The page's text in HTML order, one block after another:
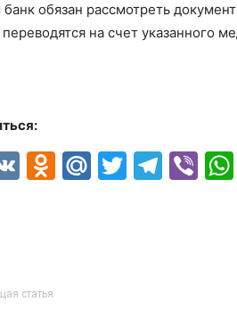
обязан рассмотреть
на счет указанного
VK Mail.Ru
Twitter
статья